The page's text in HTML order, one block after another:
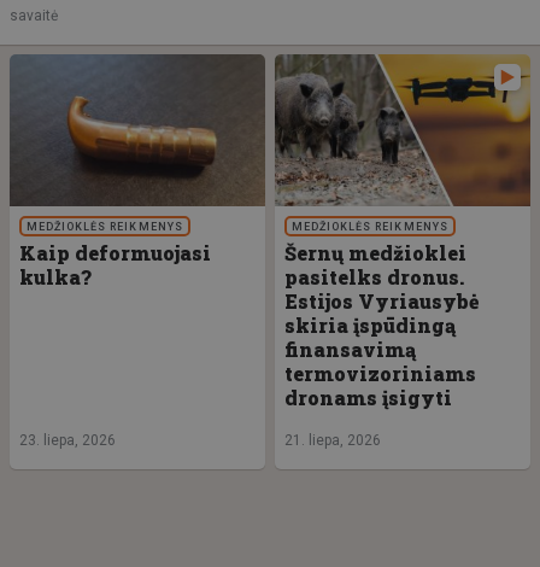
savaitė
MEDŽIOKLĖS REIKMENYS
Kaip deformuojasi
kulka?
23. liepa, 2026
MEDŽIOKLĖS REIKMENYS
Šernų medžioklei
pasitelks dronus.
Estijos Vyriausybė
skiria įspūdingą
finansavimą
termovizoriniams
dronams įsigyti
21. liepa, 2026